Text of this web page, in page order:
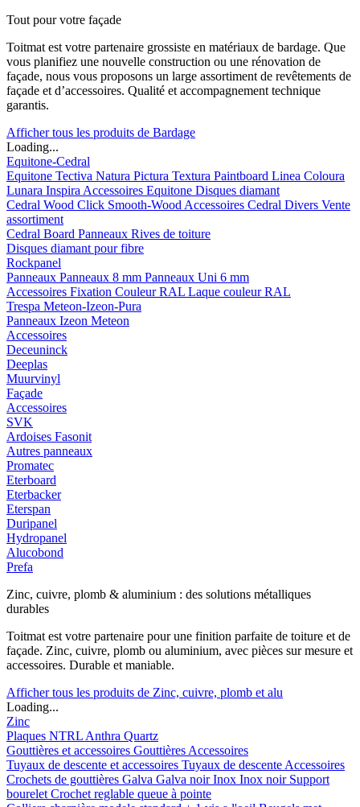
Tout pour votre façade
Toitmat est votre partenaire grossiste en matériaux de bardage. Que
vous planifiez une nouvelle construction ou une rénovation de
façade, nous vous proposons un large assortiment de revêtements de
façade et d’accessoires. Qualité et accompagnement technique
garantis.
Afficher tous les produits de Bardage
Loading...
Equitone-Cedral
Equitone Tectiva Natura Pictura Textura Paintboard Linea Coloura
Lunara Inspira Accessoires Equitone Disques diamant
Cedral Wood Click Smooth-Wood Accessoires Cedral Divers Vente
assortiment
Cedral Board Panneaux Rives de toiture
Disques diamant pour fibre
Rockpanel
Panneaux Panneaux 8 mm Panneaux Uni 6 mm
Accessoires Fixation Couleur RAL Laque couleur RAL
Trespa Meteon-Izeon-Pura
Panneaux Izeon Meteon
Accessoires
Deceuninck
Deeplas
Muurvinyl
Façade
Accessoires
SVK
Ardoises Fasonit
Autres panneaux
Promatec
Eterboard
Eterbacker
Eterspan
Duripanel
Hydropanel
Alucobond
Prefa
Zinc, cuivre, plomb & aluminium : des solutions métalliques
durables
Toitmat est votre partenaire pour une finition parfaite de toiture et de
façade. Zinc, cuivre, plomb ou aluminium, avec pièces sur mesure et
accessoires. Durable et maniable.
Afficher tous les produits de Zinc, cuivre, plomb et alu
Loading...
Zinc
Plaques NTRL Anthra Quartz
Gouttières et accessoires Gouttières Accessoires
Tuyaux de descente et accessoires Tuyaux de descente Accessoires
Crochets de gouttières Galva Galva noirInox Inox noir Support
bourelet Crochet reglable queue à pointe